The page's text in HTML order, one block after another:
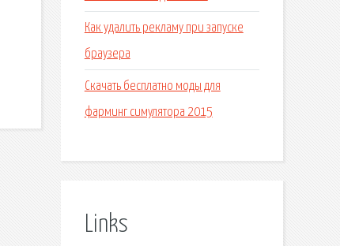
Как удалить рекламу при запуске
браузера
Скачать бесплатно моды для
фарминг симулятора 2015
Links